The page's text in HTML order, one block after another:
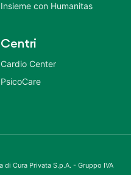
Insieme con Humanitas
Centri
Cardio Center
PsicoCare
Cura Privata S.p.A. - Gruppo IVA